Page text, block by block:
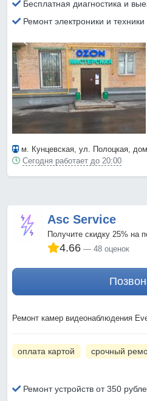
Бесплатная диагностика и
Ремонт электроники и
м. Кунцевская, ул. Полоцкая,
Сегодня работает до 20:00
Asc Service
Получите скидку 25% на
4.66 48 оценок
Ремонт камер видеонаблюдения
оплата картой срочный
Ремонт устройств от 350